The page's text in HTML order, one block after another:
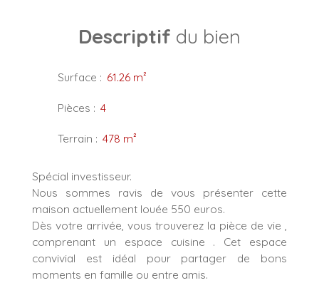
Descriptif du bien
Surface : 61.26 m²
Pièces : 4
Terrain : 478 m²
Spécial investisseur.
Nous sommes ravis de vous présenter cette
maison actuellement louée 550 euros.
Dès votre arrivée, vous trouverez la pièce de vie ,
comprenant un espace cuisine . Cet espace
convivial est idéal pour partager de bons
moments en famille ou entre amis.